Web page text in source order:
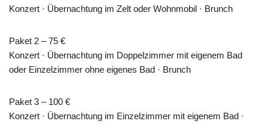
Konzert · Übernachtung im Zelt oder Wohnmobil · Brunch
Paket 2 – 75 €
Konzert · Übernachtung im Doppelzimmer mit eigenem Bad
oder Einzelzimmer ohne eigenes Bad · Brunch
Paket 3 – 100 €
Konzert · Übernachtung im Einzelzimmer mit eigenem Bad ·